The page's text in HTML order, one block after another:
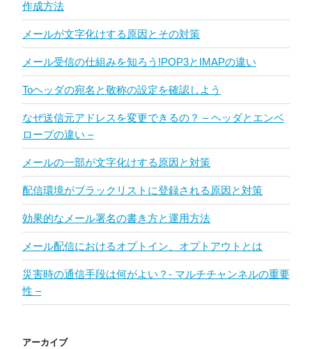
作成方法
メールが文字化けする原因とその対策
メール受信の仕組みを知ろう!POP3とIMAPの違い
Toヘッダの宛名と敬称の設定を確認しよう
なぜ送信元アドレスを変更できるの？ – ヘッダとエンベ
ロープの違い –
メールの一部が文字化けする原因と対策
配信環境がブラックリストに登録される原因と対策
効果的なメール署名の書き方と運用方法
メール配信におけるオプトイン、オプトアウトとは
災害時の通信手段は何がよい？- マルチチャンネルの重要
性 –
アーカイブ